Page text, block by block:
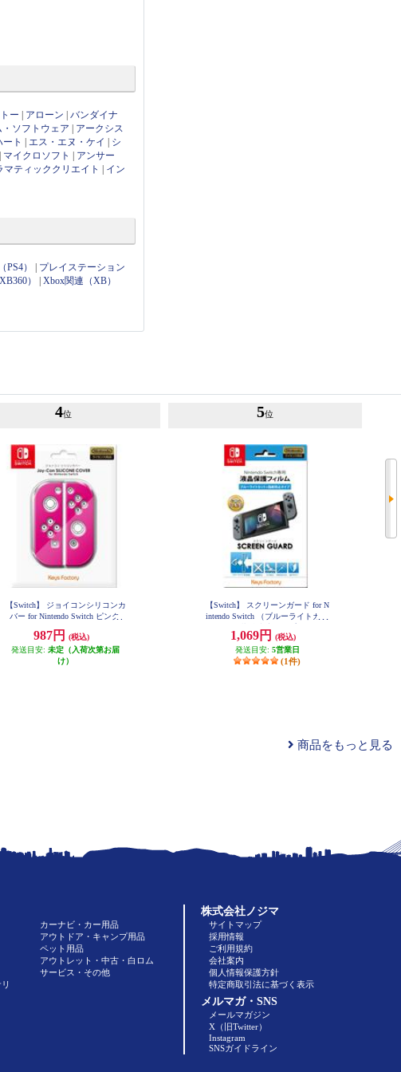
ー アローン |バンダイナ
・ソフトウェア
アークシス
ト エス・エヌ・ケイ
シ
マイクロソフト
アンサー
マティッククリエイト
イン
）
プレイステーション
） |Xbox関連（XB）
4位
【Switch】 ジョイコンシリコンカ
バー for Nintendo Switch ピンク
987円
(税込)
発送目安: 未定（入荷次第お届
け）
5位
【Switch】 スクリーンガード for N
intendo Switch （ブルーライトカッ
1,069円
(税込)
発送目安: 5営業日
(1件)
商品をもっと見る
カーナビ・カー用品
アウトドア・キャンプ用品
ペット用品
アウトレット・中古・白ロム
サービス・その他
株式会社ノジマ
サイトマップ
採用情報
ご利用規約
会社案内
個人情報保護方針
特定商取引法に基づく表示
メルマガ・SNS
メールマガジン
X（旧Twitter）
Instagram
SNSガイドライン